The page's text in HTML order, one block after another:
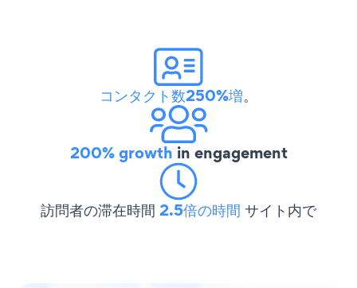
コンタクト数250%増。
200% growth in engagement
訪問者の滞在時間 2.5倍の時間 サイト内で